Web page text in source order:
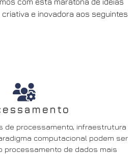
e inovadora aos seguintes
de processamento, infraestrutura
computacional podem ser
processamento de dados mais